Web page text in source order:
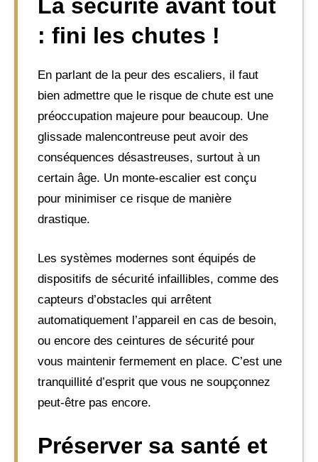
La sécurité avant tout
: fini les chutes !
En parlant de la peur des escaliers, il faut
bien admettre que le risque de chute est une
préoccupation majeure pour beaucoup. Une
glissade malencontreuse peut avoir des
conséquences désastreuses, surtout à un
certain âge. Un monte-escalier est conçu
pour minimiser ce risque de manière
drastique.
Les systèmes modernes sont équipés de
dispositifs de sécurité infaillibles, comme des
capteurs d’obstacles qui arrêtent
automatiquement l’appareil en cas de besoin,
ou encore des ceintures de sécurité pour
vous maintenir fermement en place. C’est une
tranquillité d’esprit que vous ne soupçonnez
peut-être pas encore.
Préserver sa santé et